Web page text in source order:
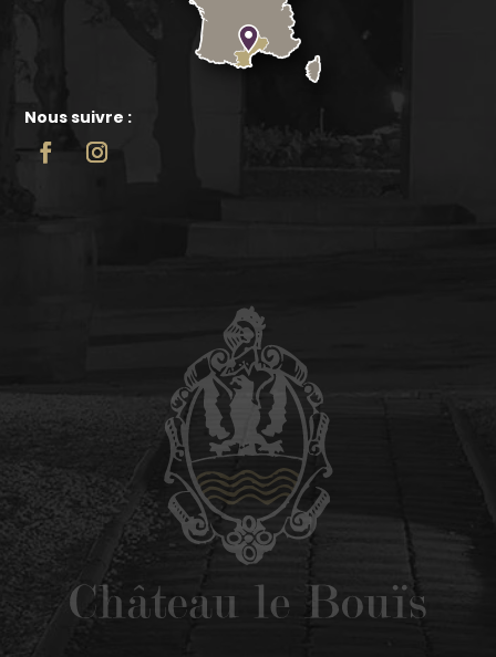
Nous suivre :